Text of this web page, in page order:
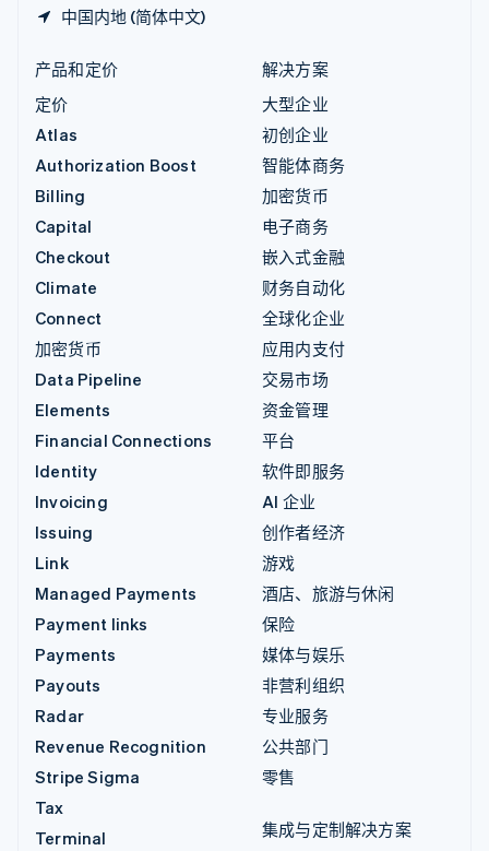
中国内地 (简体中文)
产品和定价
定价
Atlas
Authorization Boost
Billing
Capital
Checkout
Climate
Connect
加密货币
Data Pipeline
Elements
Financial Connections
Identity
Invoicing
Issuing
Link
Managed Payments
Payment links
Payments
Payouts
Radar
Revenue Recognition
Stripe Sigma
Tax
Terminal
解决方案
大型企业
初创企业
智能体商务
加密货币
电子商务
嵌入式金融
财务自动化
全球化企业
应用内支付
交易市场
资金管理
平台
软件即服务
AI 企业
创作者经济
游戏
酒店、旅游与休闲
保险
媒体与娱乐
非营利组织
专业服务
公共部门
零售
集成与定制解决方案